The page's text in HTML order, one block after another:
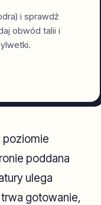
i sprawdź
obwód talii i
poziomie
poddana
ulega
trwa gotowanie,